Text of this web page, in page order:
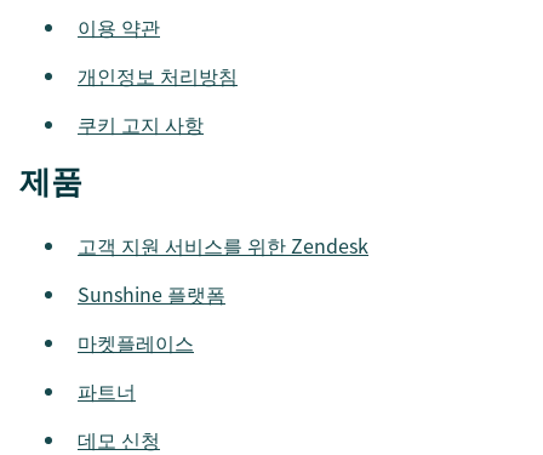
이용 약관
개인정보 처리방침
쿠키 고지 사항
제품
고객 지원 서비스를 위한 Zendesk
Sunshine 플랫폼
마켓플레이스
파트너
데모 신청